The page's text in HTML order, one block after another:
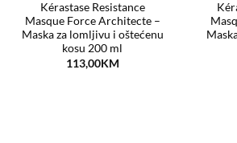
Kérastase Resistance
Masque Force Architecte –
Maska za lomljivu i oštećenu
kosu 200 ml
113,00KM